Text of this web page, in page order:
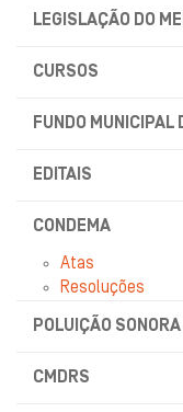
LEGISLAÇÃO DO
CURSOS
FUNDO MUNICIPAL
EDITAIS
CONDEMA
Atas
Resoluções
POLUIÇÃO SONORA
CMDRS